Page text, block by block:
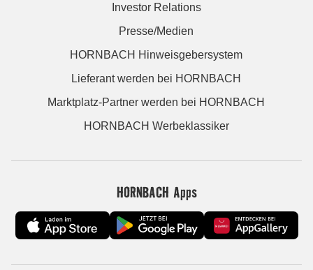
Investor Relations
Presse/Medien
HORNBACH Hinweisgebersystem
Lieferant werden bei HORNBACH
Marktplatz-Partner werden bei HORNBACH
HORNBACH Werbeklassiker
HORNBACH Apps